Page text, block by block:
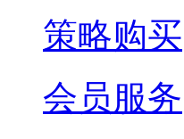
策略购买
会员服务